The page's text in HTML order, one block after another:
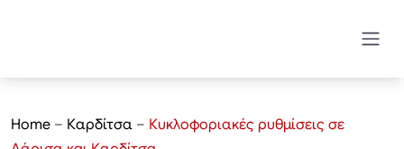
Home – Καρδίτσα – Κυκλοφοριακές ρυθμίσεις σε